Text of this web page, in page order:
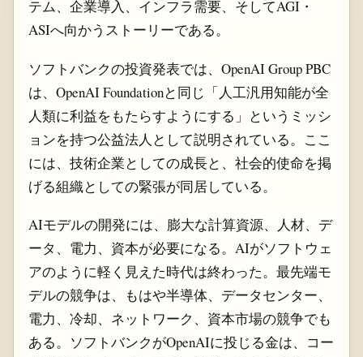
テム、企業導入、インフラ需要、そしてAGI・
ASIへ向かうストーリーである。
ソフトバンクの投資発表では、OpenAI Group PBC
は、OpenAI Foundationと同じ「人工汎用知能が全
人類に利益をもたらすようにする」というミッシ
ョンを持つ公益法人として説明されている。ここ
には、技術企業としての成長と、社会的使命を掲
げる組織としての緊張が同居している。
AIモデルの開発には、膨大な計算資源、人材、デ
ータ、電力、資本が必要になる。AIがソフトウェ
アのように軽く見えた時代は終わった。最先端モ
デルの競争は、もはや半導体、データセンター、
電力、冷却、ネットワーク、資本市場の競争でも
ある。ソフトバンクがOpenAIに投じる金は、コー